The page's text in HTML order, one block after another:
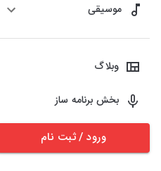
موسیقی
وبلاگ
بخش برنامه ساز
ورود / ثبت نام